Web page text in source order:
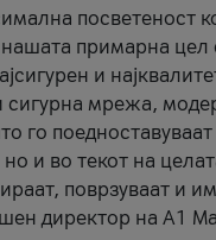
посветеност
примарна цел
и
сигурна мрежа,
го
и во текот на
поврзуваат и
директор на А1